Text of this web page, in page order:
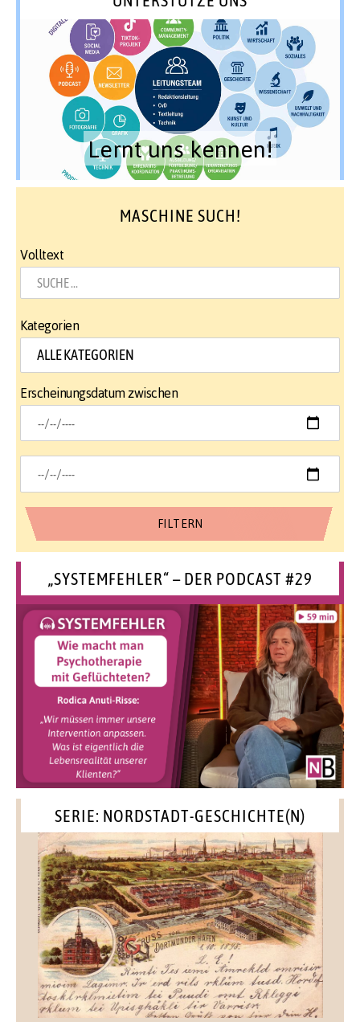
Lernt uns kennen!
MASCHINE SUCH!
Volltext
Kategorien
Erscheinungsdatum zwischen
„SYSTEMFEHLER“ – DER PODCAST #29
SERIE: NORDSTADT-GESCHICHTE(N)